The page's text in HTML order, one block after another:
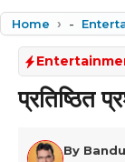
Home -
प्रतिष्ठित
By